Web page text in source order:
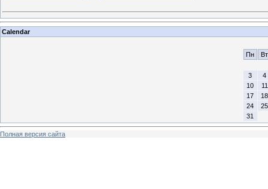
Calendar
Пн Вт
3
4
10
11
17
18
24
25
31
Полная версия сайта